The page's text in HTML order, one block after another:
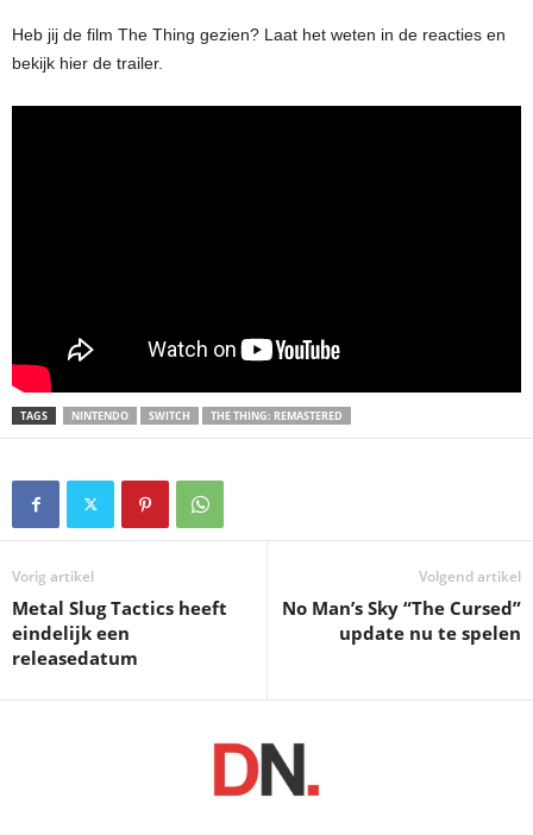
Heb jij de film The Thing gezien? Laat het weten in de reacties en
bekijk hier de trailer.
TAGS NINTENDO SWITCH THE THING: REMASTERED
Vorig artikel
Metal Slug Tactics heeft
eindelijk een
releasedatum
Volgend artikel
No Man’s Sky “The Cursed”
update nu te spelen